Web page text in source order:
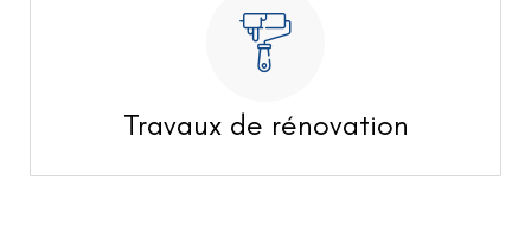
Travaux de rénovation